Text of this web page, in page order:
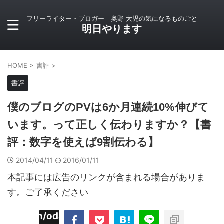
フリーライター・ブロガー 奥野 大児の気になるものごと
明日やります
HOME > 書評 >
書評
僕のブログのPVは6か月連続10%伸びて
います。って正しく伝わりますか？【書
評：数字を使えば9割伝わる】
2014/04/11 2016/01/11
本記事には広告のリンクが含まれる場合がありま
す。ご了承ください
odaiji.com/public_html/blog/wp-